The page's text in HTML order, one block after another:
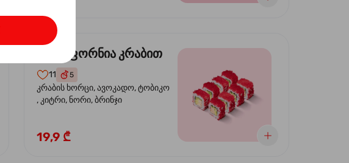
კალიფორნია კრაბით
11 5
კრაბის ხორცი, ავოკადო, ტობიკო
, კიტრი, ნორი, ბრინჯი
19,9 ₾